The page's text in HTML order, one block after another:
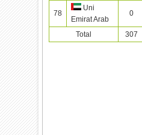
78
Uni
Emirat Arab
0
Total 307